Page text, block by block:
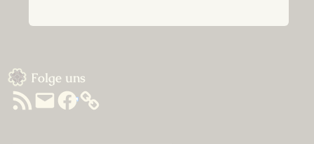
Sidebar
Folge uns
RSS-
Feed
E-
Mail
Facebook